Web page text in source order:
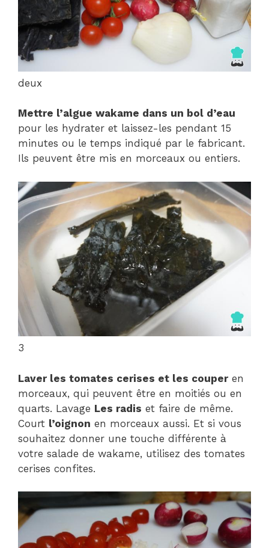
deux
Mettre l’algue wakame dans un bol d’eau
pour les hydrater et laissez-les pendant 15
minutes ou le temps indiqué par le fabricant.
Ils peuvent être mis en morceaux ou entiers.
3
Laver les tomates cerises et les couperen
morceaux, qui peuvent être en moitiés ou en
quarts. Lavage Les radis et faire de même.
Court l’oignon en morceaux aussi. Et si vous
souhaitez donner une touche différente à
votre salade de wakame, utilisez des tomates
cerises confites.